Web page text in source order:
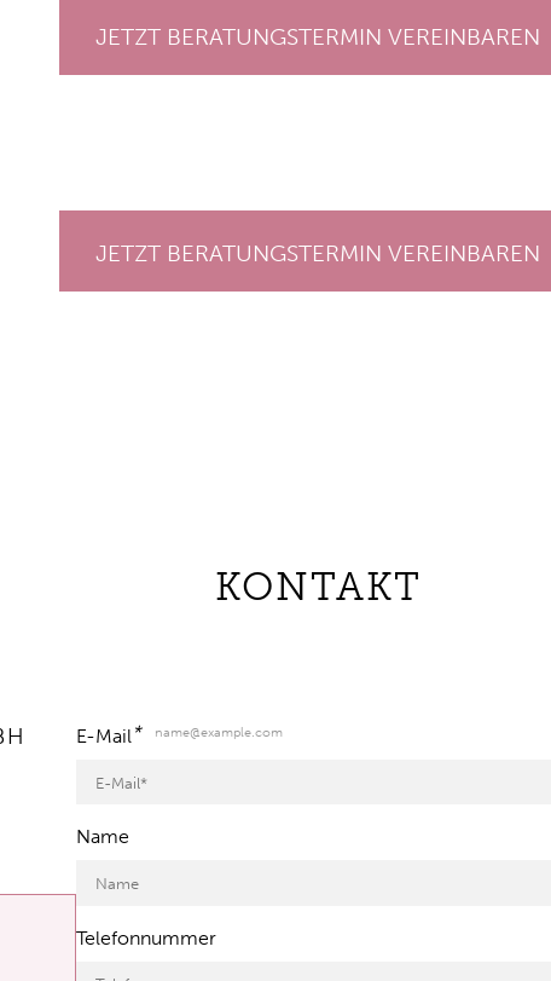
JETZT BERATUNGSTERMIN VEREINBAREN
JETZT BERATUNGSTERMIN VEREINBAREN
KONTAKT
E-Mail* name@example.com
Name
Telefonnummer